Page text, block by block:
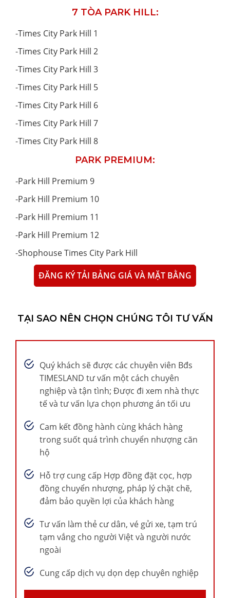
7 TÒA PARK HILL:
-Times City Park Hill 1
-Times City Park Hill 2
-Times City Park Hill 3
-Times City Park Hill 5
-Times City Park Hill 6
-Times City Park Hill 7
-Times City Park Hill 8
PARK PREMIUM:
-Park Hill Premium 9
-Park Hill Premium 10
-Park Hill Premium 11
-Park Hill Premium 12
-Shophouse Times City Park Hill
ĐĂNG KÝ TẢI BẢNG GIÁ VÀ MẶT BẰNG
TẠI SAO NÊN CHỌN CHÚNG TÔI TƯ VẤN
Quý khách sẽ được các chuyên viên Bđs
TIMESLAND tư vấn một cách chuyên
nghiệp và tận tình; Được đi xem nhà thực
tế và tư vấn lựa chọn phương án tối ưu
Cam kết đồng hành cùng khách hàng
trong suốt quá trình chuyển nhượng căn
hộ
Hỗ trợ cung cấp Hợp đồng đặt cọc, hợp
đồng chuyển nhượng, pháp lý chặt chẽ,
đảm bảo quyền lợi của khách hàng
Tư vấn làm thẻ cư dân, vé gửi xe, tạm trú
tạm vắng cho người Việt và người nước
ngoài
Cung cấp dịch vụ dọn dẹp chuyên nghiệp